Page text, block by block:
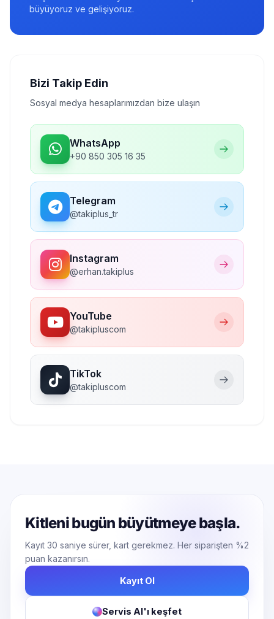
büyüyoruz ve gelişiyoruz.
Bizi Takip Edin
Sosyal medya hesaplarımızdan bize ulaşın
WhatsApp
+90 850 305 16 35
Telegram
@takiplus_tr
Instagram
@erhan.takiplus
YouTube
@takipluscom
TikTok
@takipluscom
Kitleni bugün büyütmeye başla.
Kayıt 30 saniye sürer, kart gerekmez. Her siparişten %2
puan kazanırsın.
Kayıt Ol
Servis AI'ı keşfet